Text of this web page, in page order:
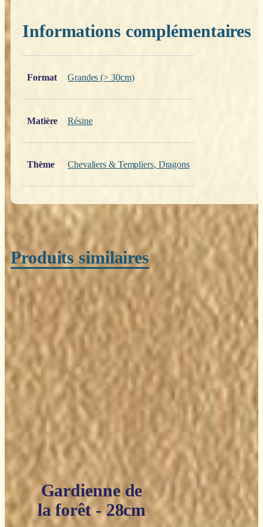
Informations complémentaires
Format
Grandes (> 30cm)
Matière Résine
Thème Chevaliers & Templiers, Dragons
Produits similaires
Gardienne de
la forêt - 28cm